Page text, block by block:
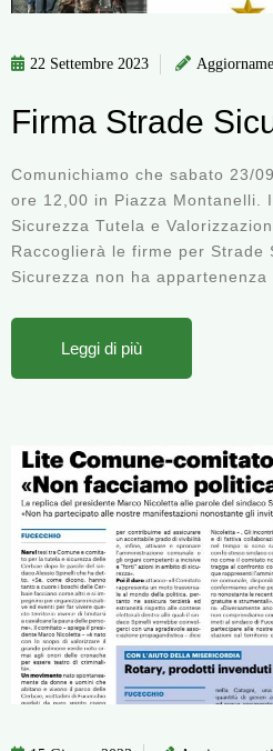
22 Settembre 2023
Firma Strade
Comunichiamo che sabato 23/
ore 12,00 in Piazza Montanelli.
Sicurezza Tutela e
Raccoglierà le firme per
Sicurezza non ha
Leggi di più